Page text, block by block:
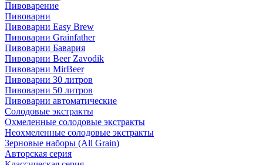
Пивоварение
Пивоварни
Пивоварни Easy Brew
Пивоварни Grainfather
Пивоварни Бавария
Пивоварни Beer Zavodik
Пивоварни MirBeer
Пивоварни 30 литров
Пивоварни 50 литров
Пивоварни автоматические
Солодовые экстракты
Охмеленные солодовые экстракты
Неохмеленные солодовые экстракты
Зерновые наборы (All Grain)
Авторская серия